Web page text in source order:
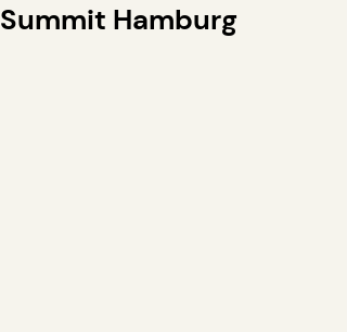
Summit Hamburg